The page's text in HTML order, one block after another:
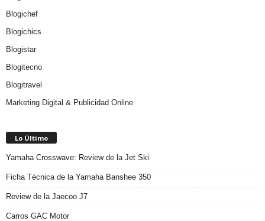
Blogichef
Blogichics
Blogistar
Blogitecno
Blogitravel
Marketing Digital & Publicidad Online
Lo Último
Yamaha Crosswave: Review de la Jet Ski
Ficha Técnica de la Yamaha Banshee 350
Review de la Jaecoo J7
Carros GAC Motor